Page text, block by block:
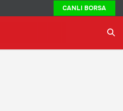
CANLI BORSA